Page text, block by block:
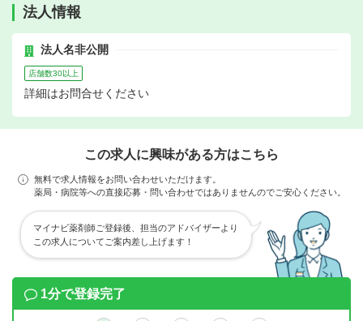
法人情報
法人名非公開
店舗数30以上
詳細はお問合せください
この求人に興味がある方はこちら
無料で求人情報をお問い合わせいただけます。
薬局・病院等への直接応募・問い合わせではありませんのでご安心ください。
マイナビ薬剤師ご登録後、担当のアドバイザーより
この求人についてご案内差し上げます！
1分で登録完了